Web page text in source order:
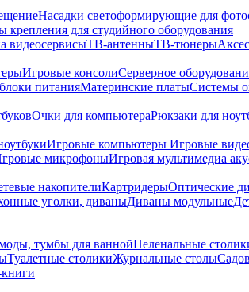
Насадки светоформирующие для
крепления для студийного оборудования
видеосервисыТВ-антенныТВ-тюнеры
Игровые консолиСерверное
питанияМатеринские платыСистемы
Очки для компьютераРюкзаки для
Игровые компьютеры Игровые
микрофоныИгровая мультимедиа
накопителиКартридерыОптические
уголки, диваныДиваны модульные
тумбы для ваннойПеленальные
Туалетные столикиЖурнальные столы